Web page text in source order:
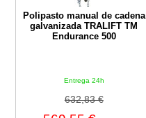
Polipasto manual de cadena
galvanizada TRALIFT TM
Endurance 500
Entrega 24h
632,83 €